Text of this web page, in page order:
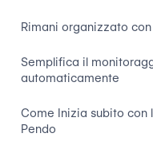
Rimani organizzato
Semplifica il
automaticamente
Come Inizia subito con
Pendo